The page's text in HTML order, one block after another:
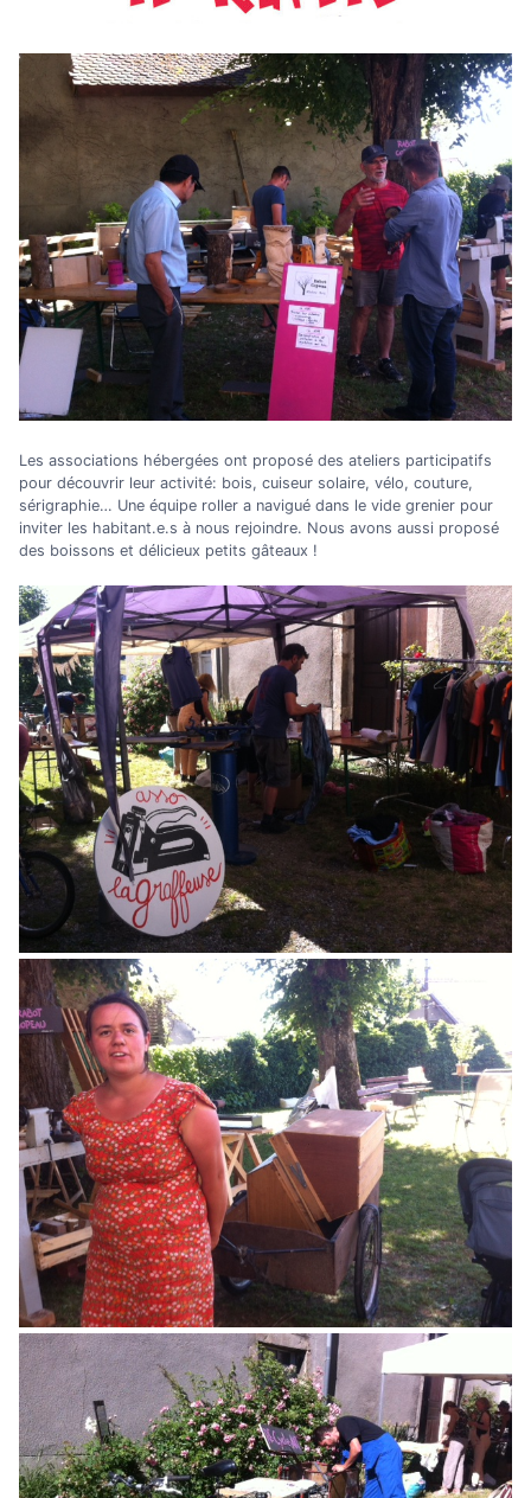
Les associations hébergées ont proposé des ateliers participatifs
pour découvrir leur activité: bois, cuiseur solaire, vélo, couture,
sérigraphie… Une équipe roller a navigué dans le vide grenier pour
inviter les habitant.e.s à nous rejoindre. Nous avons aussi proposé
des boissons et délicieux petits gâteaux !